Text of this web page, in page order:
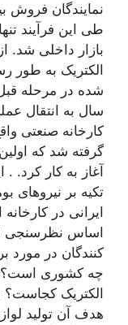
نمایندگان فروش
طی این فرآیند
بازار داخلی شد.
الکتریک به
شده در مرحله
سال به انتقال
کارخانه صنعتی
گرفته شد که
آغاز به کار کرد. .
تکیه بر نیروهای
ایرانی در
اساس نظرسنجی
کنندگان در مورد
چه کشوری است؟
الکتریک کجاست؟
هدف آن تولید